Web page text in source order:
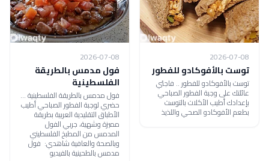
2026-07-08
توست بالأفوكادو للفطور
توست بالأفوكادو للفطور .. فاجئي
عائلتك على وجبة الفطور الصباحي
بإعدادك أطيب الأكلات بالتوست
بطعم الأفوكادو الصحي واللذيذ
2026-07-08
فول مدمس بالطريقة
الفلسطينية
فول مدمس بالطريقة الفلسطينية ...
حضري لوجبة الفطور الصباحي أطيب
الأطباق التقليدية العربية بطريقة
مميزة وشهية، جربي الفول
المدمس من المطبخ الفلسطيني
وبالصحة والعافية شاهدي: فول
مدمس بالطحينية بالفيديو